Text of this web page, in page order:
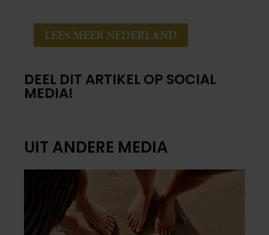
LEES MEER NEDERLAND
DEEL DIT ARTIKEL OP SOCIAL
MEDIA!
UIT ANDERE MEDIA